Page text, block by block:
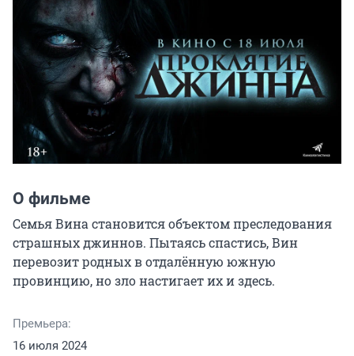
О фильме
Семья Вина становится объектом преследования
страшных джиннов. Пытаясь спастись, Вин
перевозит родных в отдалённую южную
провинцию, но зло настигает их и здесь.
Премьера:
16 июля 2024